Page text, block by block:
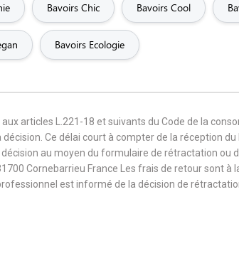
Bavoirs Chic Bavoirs Cool
Bavoirs Ecologie
articles L.221-18 et suivants du Code de la
Ce délai court à compter de la réception
au moyen du formulaire de rétractation ou
Cornebarrieu France Les frais de retour sont
est informé de la décision de